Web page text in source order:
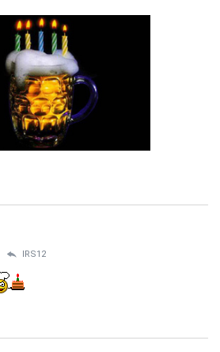
IRS12